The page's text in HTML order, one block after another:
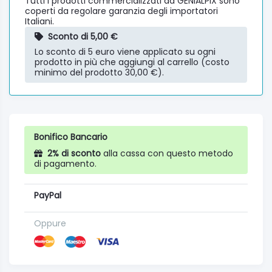
coperti da regolare garanzia degli importatori
Italiani.
Sconto di 5,00 €
Lo sconto di 5 euro viene applicato su ogni
prodotto in più che aggiungi al carrello (costo
minimo del prodotto 30,00 €).
Bonifico Bancario
2% di sconto alla cassa con questo metodo
di pagamento.
PayPal
Oppure